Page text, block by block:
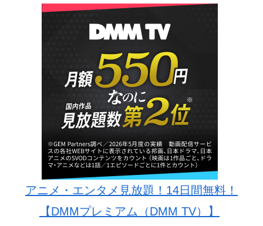
アニメ・エンタメ見放題！14日間無料！
【DMMプレミアム（DMM TV）】